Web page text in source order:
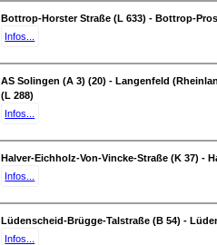
Bottrop-Horster Straße (L 633) - Bottrop-
Infos...
AS Solingen (A 3) (20) - Langenfeld
(L 288)
Infos...
Halver-Eichholz-Von-Vincke-Straße (K 37) -
Infos...
Lüdenscheid-Brügge-Talstraße (B 54) -
Infos...